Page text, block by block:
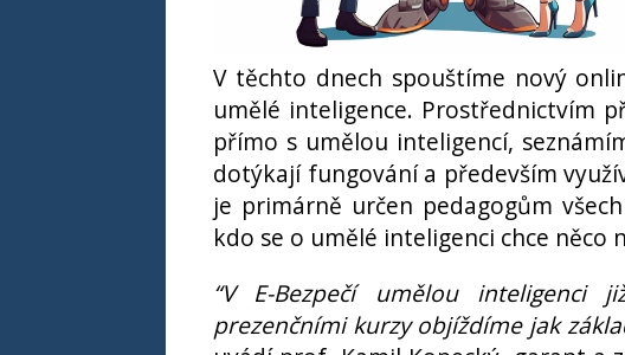
V těchto dnech spouštíme nový
umělé inteligence. Prostřednictvím
přímo s umělou inteligencí,
dotýkají fungování a především
je primárně určen pedagogům
kdo se o umělé inteligenci chce něco
“V E-Bezpečí umělou
prezenčními kurzy objíždíme jak